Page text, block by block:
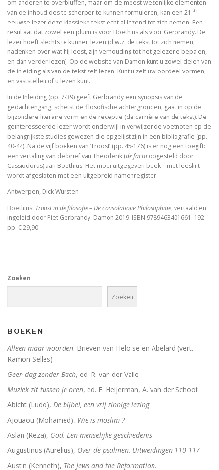
Nieuw atheïsme, een kritische reactie op Dawkins,
Levensbeschouwing in het middenveld: cement of
Schoonselhof nu! – een
Luther. Zijn leven, zijn werk
Is het de schuld van de ENE?
Onder dezelfde sterren
Christelijke toespraken
Afsluitend onwetenschappelijk naschrift bij
Voorwoorden. De crisis en een crisis. De heer Phister.
Helden. 150 epigrammen uit de Anthologia Graeca
De seculiere samenleving. Over religie,
Examens de la Bible
‘Hier stehe ich, es war ganz anders’
Moby Dick
om anderen te overbluffen, maar om de meest wezenlijke elementen
van de inhoud des te scherper te kunnen formuleren, kan een 21 ste
eeuwse lezer deze klassieke tekst echt al lezend tot zich nemen. Een
resultaat dat zowel een pluim is voor Boëthius als voor Gerbrandy. De
lezer hoeft slechts te kunnen lezen (d.w.z. de tekst tot zich nemen,
nadenken over wat hij leest, zijn verhouding tot het gelezene bepalen,
en dan verder lezen). Op de website van Damon kunt u zowel delen van
de inleiding als van de tekst zelf lezen. Kunt u zelf uw oordeel vormen,
en vaststellen of u lezen kunt.
In de Inleiding (pp. 7-39) geeft Gerbrandy een synopsis van de
gedachtengang, schetst de filosofische achtergronden, gaat in op de
bijzondere literaire vorm en de receptie (de carrière van de tekst). De
geïnteresseerde lezer wordt onderwijl in verwijzende voetnoten op de
belangrijkste studies gewezen die opgelijst zijn in een bibliografie (pp.
40-44). Na de vijf boeken van ‘Troost’ (pp. 45-176) is er nog een toegift:
een vertaling van de brief van Theoderik (de facto opgesteld door
Cassiodorus) aan Boëthius. Het mooi uitgegeven boek – met leeslint –
wordt afgesloten met een uitgebreid namenregister.
Antwerpen, Dick Wursten
Boëthius: Troost in de filosofie – De consolatione Philosophiae, vertaald en
ingeleid door Piet Gerbrandy. Damon 2019. ISBN 9789463401661. 192
pp. € 29,90
Zoeken
Zoeken
BOEKEN
Alleen maar woorden. Brieven van Heloïse en Abelard (vert.
Ramon Selles)
Geen dag zonder Bach, ed. R. van der Valle
Muziek zit tussen je oren, ed. E. Heijerman, A. van der Schoot
Abicht (Ludo), De bijbel, een vrij zinnige lezing
Ajouaou (Mohamed), Wie is moslim ?
Aslan (Reza), God. Een menselijke geschiedenis
Augustinus (Aurelius), Over de psalmen. Uitweidingen 110-117
Austin (Kenneth), The Jews and the Reformation.